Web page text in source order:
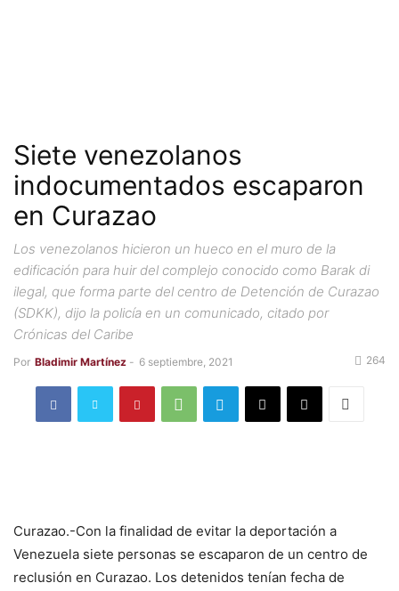
Siete venezolanos
indocumentados escaparon
en Curazao
Los venezolanos hicieron un hueco en el muro de la
edificación para huir del complejo conocido como Barak di
ilegal, que forma parte del centro de Detención de Curazao
(SDKK), dijo la policía en un comunicado, citado por
Crónicas del Caribe
Por Bladimir Martínez - 6 septiembre, 2021 264
Curazao.-Con la finalidad de evitar la deportación a
Venezuela siete personas se escaparon de un centro de
reclusión en Curazao. Los detenidos tenían fecha de